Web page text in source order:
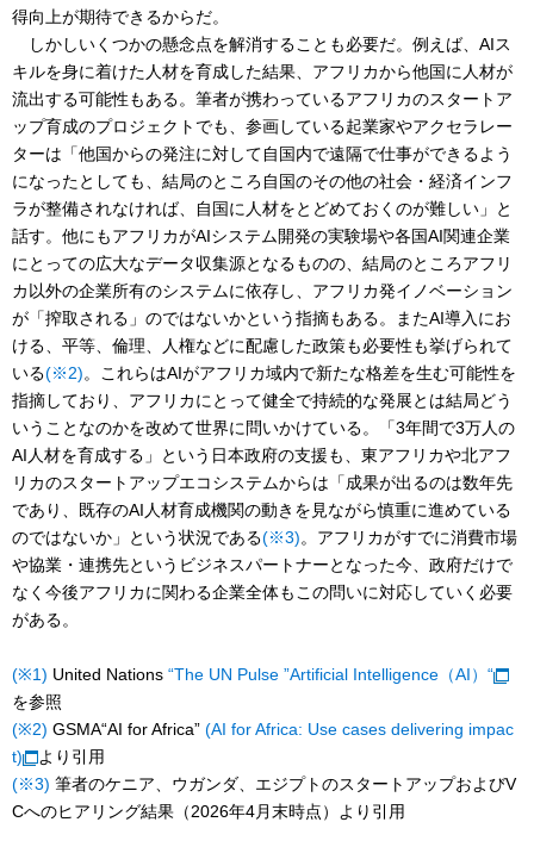
得向上が期待できるからだ。
しかしいくつかの懸念点を解消することも必要だ。例えば、AIス
キルを身に着けた人材を育成した結果、アフリカから他国に人材が
流出する可能性もある。筆者が携わっているアフリカのスタートア
ップ育成のプロジェクトでも、参画している起業家やアクセラレー
ターは「他国からの発注に対して自国内で遠隔で仕事ができるよう
になったとしても、結局のところ自国のその他の社会・経済インフ
ラが整備されなければ、自国に人材をとどめておくのが難しい」と
話す。他にもアフリカがAIシステム開発の実験場や各国AI関連企業
にとっての広大なデータ収集源となるものの、結局のところアフリ
カ以外の企業所有のシステムに依存し、アフリカ発イノベーション
が「搾取される」のではないかという指摘もある。またAI導入にお
ける、平等、倫理、人権などに配慮した政策も必要性も挙げられて
いる(※2)。これらはAIがアフリカ域内で新たな格差を生む可能性を
指摘しており、アフリカにとって健全で持続的な発展とは結局どう
いうことなのかを改めて世界に問いかけている。「3年間で3万人の
AI人材を育成する」という日本政府の支援も、東アフリカや北アフ
リカのスタートアップエコシステムからは「成果が出るのは数年先
であり、既存のAI人材育成機関の動きを見ながら慎重に進めている
のではないか」という状況である(※3)。アフリカがすでに消費市場
や協業・連携先というビジネスパートナーとなった今、政府だけで
なく今後アフリカに関わる企業全体もこの問いに対応していく必要
がある。
(※1) United Nations “The UN Pulse ”Artificial Intelligence（AI）“
を参照
(※2) GSMA“AI for Africa” (AI for Africa: Use cases delivering impac
t)
より引用
(※3) 筆者のケニア、ウガンダ、エジプトのスタートアップおよびV
Cへのヒアリング結果（2026年4月末時点）より引用